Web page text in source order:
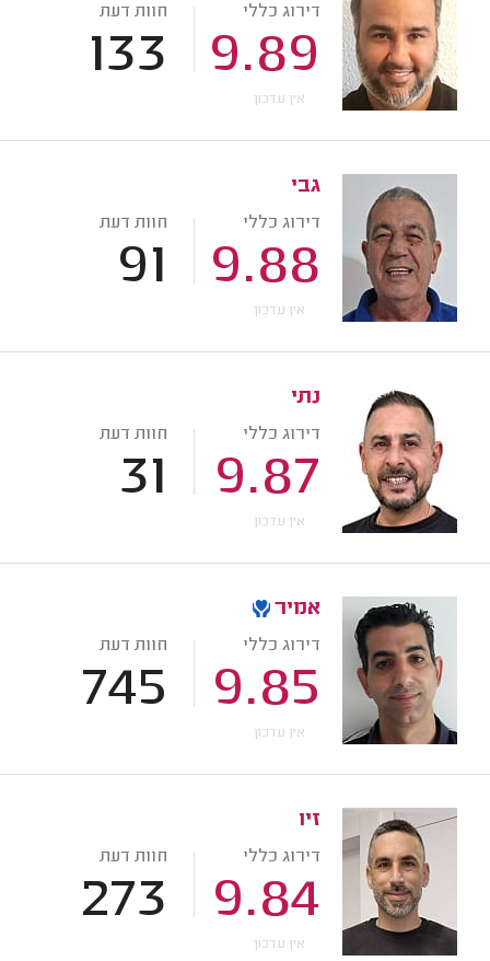
דירוג כללי
9.89
חוות דעת
133
אין עדכון
גבי
דירוג כללי
9.88
חוות דעת
91
אין עדכון
נתי
דירוג כללי
9.87
חוות דעת
31
אין עדכון
אמיר
דירוג כללי
9.85
חוות דעת
745
אין עדכון
זיו
דירוג כללי
9.84
חוות דעת
273
אין עדכון